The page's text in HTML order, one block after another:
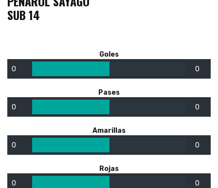
SUB 14
Goles
0 0
Pases
0 0
Amarillas
0 0
Rojas
0 0